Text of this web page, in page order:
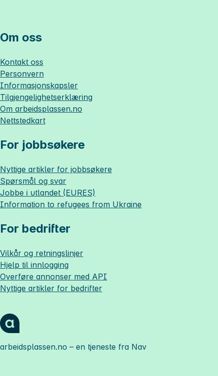
Om oss
Kontakt oss
Personvern
Informasjonskapsler
Tilgjengelighetserklæring
Om arbeidsplassen.no
Nettstedkart
For jobbsøkere
Nyttige artikler for jobbsøkere
Spørsmål og svar
Jobbe i utlandet (EURES)
Information to refugees from Ukraine
For bedrifter
Vilkår og retningslinjer
Hjelp til innlogging
Overføre annonser med API
Nyttige artikler for bedrifter
arbeidsplassen.no – en tjeneste fra Nav